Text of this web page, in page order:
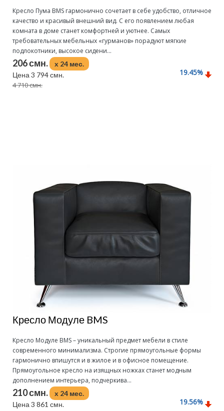
Кресло Пума BMS гармонично сочетает в себе удобство, отличное
качество и красивый внешний вид. С его появлением любая
комната в доме станет комфортней и уютнее. Самых
требовательных мебельных «гурманов» порадуют мягкие
подлокотники, высокое сидени...
206 смн.
x 24 мес.
Цена 3 794 смн.
4 710 смн.
19.45%
Кресло Модуле BMS
Кресло Модуле BMS – уникальный предмет мебели в стиле
современного минимализма. Строгие прямоугольные формы
гармонично впишутся и в жилое и в офисное помещение.
Прямоугольное кресло на изящных ножках станет модным
дополнением интерьера, подчеркива...
210 смн.
x 24 мес.
Цена 3 861 смн.
19.56%